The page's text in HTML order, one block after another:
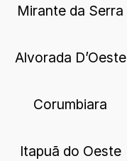
Mirante da Serra
Alvorada D’Oeste
Corumbiara
Itapuã do Oeste